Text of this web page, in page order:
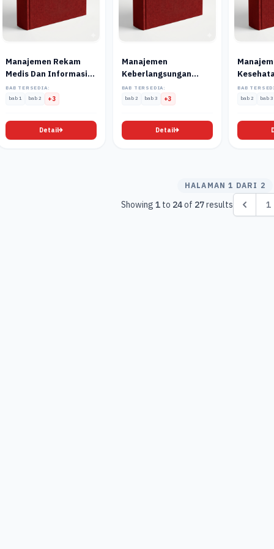
Manajemen Rekam
Medis Dan Informasi
Kesehatan
BAB TERSEDIA:
bab 1
bab 2 +3
Detail
Manajemen
Keberlangsungan
Bisnis
BAB TERSEDIA:
bab 2
bab 3 +3
Detail
BAB
bab 2
bab 3
HALAMAN 1 DARI 2
Showing 1 to 24of 27results 1